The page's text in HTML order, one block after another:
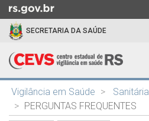
para
para
menu
SECRETARIA DA SAÚDE
Início
conteúdo
Vigilância em Saúde Sanitária
PERGUNTAS FREQUENTES